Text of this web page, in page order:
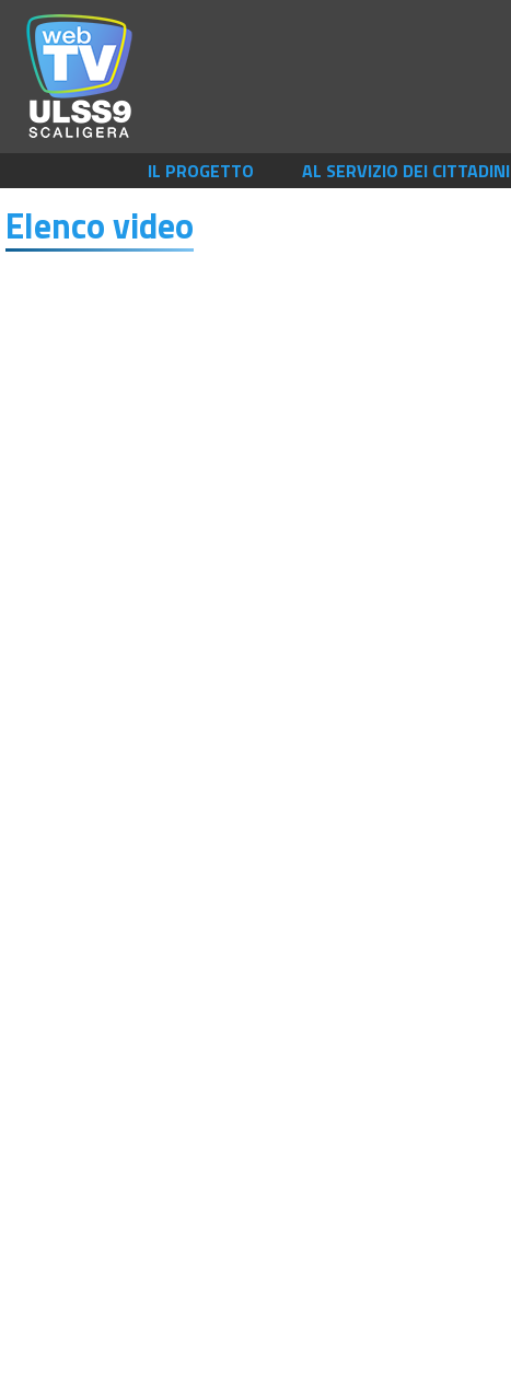
IL PROGETTO
AL SERVIZIO DEI CITTADINI
Elenco video